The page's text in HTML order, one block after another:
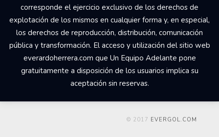
corresponde el ejercicio exclusivo de los derechos de
explotación de los mismos en cualquier forma y, en especial,
los derechos de reproducción, distribución, comunicación
pública y transformación. El acceso y utilización del sitio web
everardoherrera.com que Un Equipo Adelante pone
gratuitamente a disposición de los usuarios implica su
aceptación sin reservas.
© 2017 EVERGOL.COM